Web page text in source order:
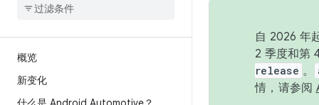
概览
新变化
自 2026 年
2 季度和第
release 。
情，请参阅